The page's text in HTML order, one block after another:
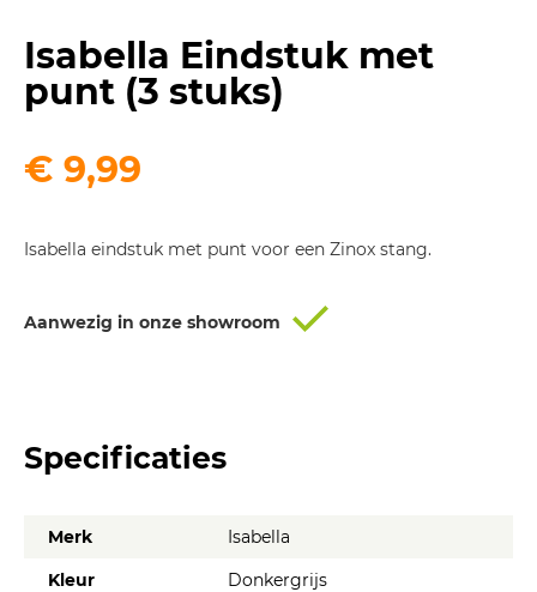
Isabella Eindstuk met
punt (3 stuks)
€ 9,99
Isabella eindstuk met punt voor een Zinox stang.
Aanwezig in onze showroom
Specificaties
Merk
Isabella
Kleur
Donkergrijs